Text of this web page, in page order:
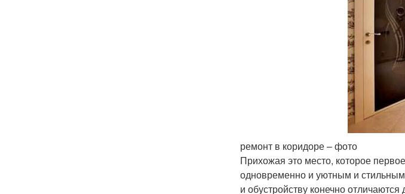
ремонт в коридоре – фото
Прихожая это место, которое
одновременно и уютным и
и обустройству конечно